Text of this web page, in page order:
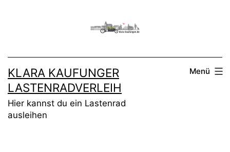
KLARA KAUFUNGER
LASTENRADVERLEIH
Hier kannst du ein Lastenrad
ausleihen
Menü